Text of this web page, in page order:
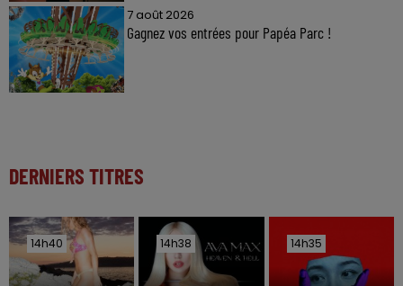
7 août 2026
Gagnez vos entrées pour Papéa Parc !
DERNIERS TITRES
14h40
14h40 14h38
14h38 14h35
14h35